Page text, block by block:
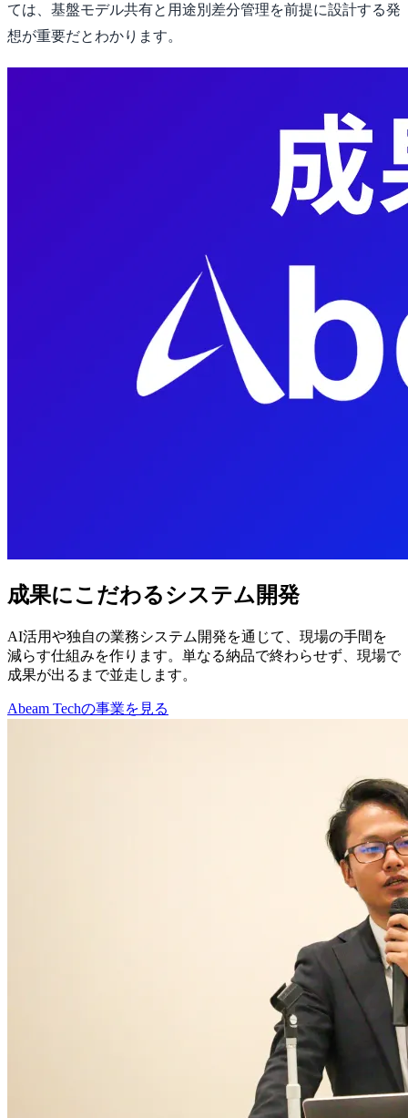
ては、基盤モデル共有と用途別差分管理を前提に設計する発
想が重要だとわかります。
成果にこだわるシステム開発
AI活用や独自の業務システム開発を通じて、現場の手間を
減らす仕組みを作ります。単なる納品で終わらせず、現場で
成果が出るまで並走します。
Abeam Techの事業を見る